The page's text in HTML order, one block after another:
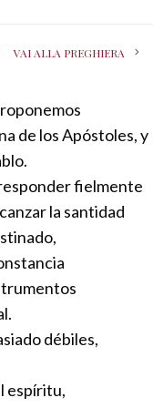
VAI ALLA PREGHIERA
de los Apóstoles, y
fielmente
la santidad
débiles,
espíritu,